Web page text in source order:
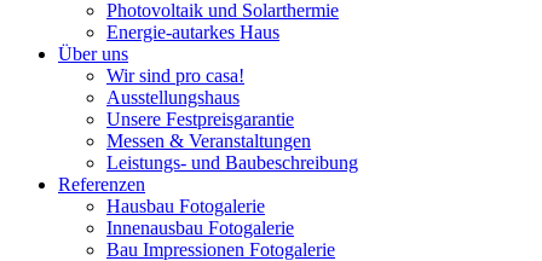
Photovoltaik und Solarthermie
Energie-autarkes Haus
Über uns
Wir sind pro casa!
Ausstellungshaus
Unsere Festpreisgarantie
Messen & Veranstaltungen
Leistungs- und Baubeschreibung
Referenzen
Hausbau Fotogalerie
Innenausbau Fotogalerie
Bau Impressionen Fotogalerie